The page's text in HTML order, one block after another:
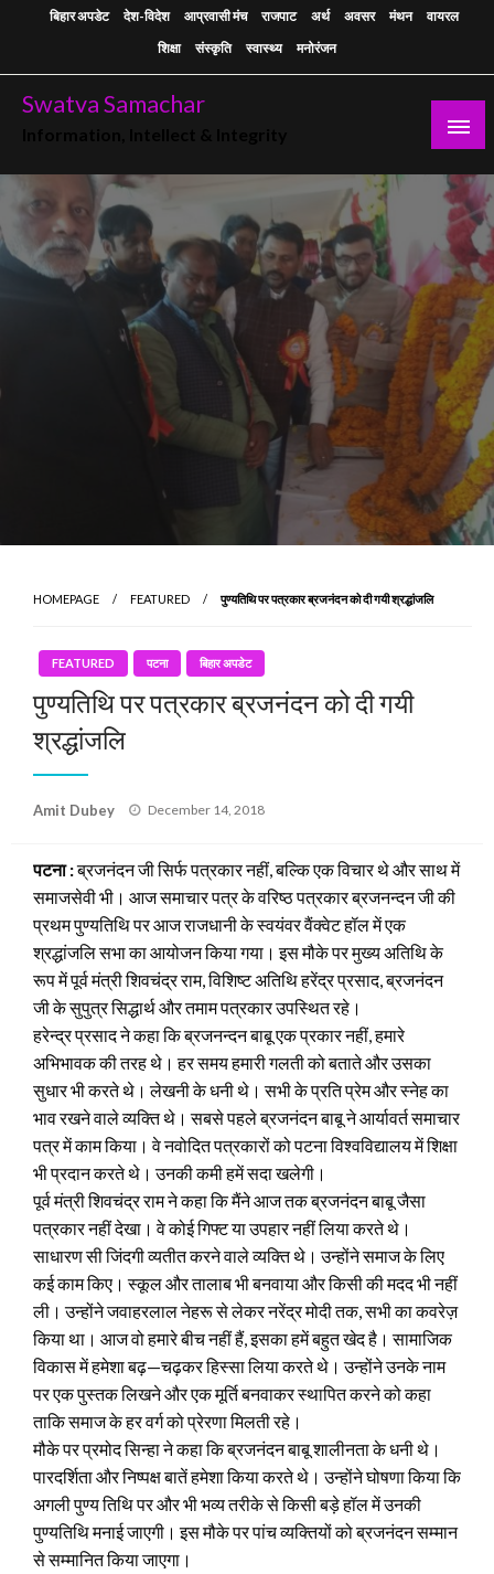
बिहार अपडेट देश-विदेश आप्रवासी मंच राजपाट अर्थ अवसर मंथन
वायरल
शिक्षा
संस्कृति स्वास्थ्य मनोरंजन
Swatva Samachar
HOMEPAGE FEATURED पुण्यतिथि पर पत्रकार ब्रजनंदन को दी गयी श्रद्धांजलि
FEATURED पटना बिहार अपडेट
पुण्यतिथि पर पत्रकार ब्रजनंदन को दी गयी
श्रद्धांजलि
Amit Dubey
Posted
December 14, 2018
पटना :ब्रजनंदन जी सिर्फ पत्रकार नहीं, बल्कि एक विचार थे और साथ में
समाजसेवी भी। आज समाचार पत्र के वरिष्ठ पत्रकार ब्रजनन्दन जी की
प्रथम पुण्यतिथि पर आज राजधानी के स्वयंवर वैंक्वेट हॉल में एक
श्रद्धांजलि सभा का आयोजन किया गया। इस मौके पर मुख्य अतिथि के
रूप में पूर्व मंत्री शिवचंद्र राम, विशिष्ट अतिथि हरेंद्र प्रसाद, ब्रजनंदन
जी के सुपुत्र सिद्धार्थ और तमाम पत्रकार उपस्थित रहे।
हरेन्द्र प्रसाद ने कहा कि ब्रजनन्दन बाबू एक प्रकार नहीं, हमारे
अभिभावक की तरह थे। हर समय हमारी गलती को बताते और उसका
सुधार भी करते थे। लेखनी के धनी थे। सभी के प्रति प्रेम और स्नेह का
भाव रखने वाले व्यक्ति थे। सबसे पहले ब्रजनंदन बाबू ने आर्यावर्त समाचार
पत्र में काम किया। वे नवोदित पत्रकारों को पटना विश्वविद्यालय में शिक्षा
भी प्रदान करते थे। उनकी कमी हमें सदा खलेगी।
पूर्व मंत्री शिवचंद्र राम ने कहा कि मैंने आज तक ब्रजनंदन बाबू जैसा
पत्रकार नहीं देखा। वे कोई गिफ्ट या उपहार नहीं लिया करते थे।
साधारण सी जिंदगी व्यतीत करने वाले व्यक्ति थे। उन्होंने समाज के लिए
कई काम किए। स्कूल और तालाब भी बनवाया और किसी की मदद भी नहीं
ली। उन्होंने जवाहरलाल नेहरू से लेकर नरेंद्र मोदी तक, सभी का कवरेज़
किया था। आज वो हमारे बीच नहीं हैं, इसका हमें बहुत खेद है। सामाजिक
विकास में हमेशा बढ़—चढ़कर हिस्सा लिया करते थे। उन्होंने उनके नाम
पर एक पुस्तक लिखने और एक मूर्ति बनवाकर स्थापित करने को कहा
ताकि समाज के हर वर्ग को प्रेरणा मिलती रहे।
मौके पर प्रमोद सिन्हा ने कहा कि ब्रजनंदन बाबू शालीनता के धनी थे।
पारदर्शिता और निष्पक्ष बातें हमेशा किया करते थे। उन्होंने घोषणा किया कि
अगली पुण्य तिथि पर और भी भव्य तरीके से किसी बड़े हॉल में उनकी
पुण्यतिथि मनाई जाएगी। इस मौके पर पांच व्यक्तियों को ब्रजनंदन सम्मान
से सम्मानित किया जाएगा।